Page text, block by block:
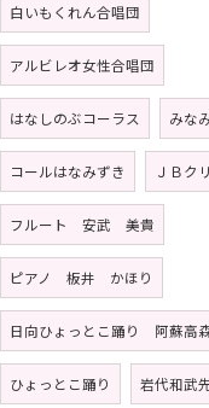
白いもくれん合唱団
アルビレオ女性合唱団
はなしのぶコーラス みな
コールはなみずき ＪＢク
フルート 安武 美貴
ピアノ 板井 かほり
日向ひょっとこ踊り 阿蘇高
ひょっとこ踊り 岩代和武